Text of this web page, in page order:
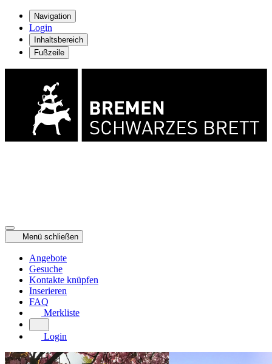
Navigation
Login
Inhaltsbereich
Fußzeile
Menü schließen
Angebote
Gesuche
Kontakte knüpfen
Inserieren
FAQ
Merkliste
Login